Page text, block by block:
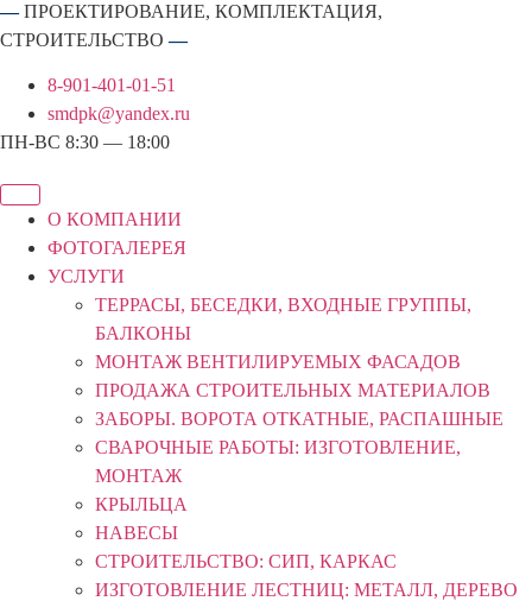
—ПРОЕКТИРОВАНИЕ, КОМПЛЕКТАЦИЯ,
СТРОИТЕЛЬСТВО—
8-901-401-01-51
smdpk@yandex.ru
ПН-ВС 8:30 — 18:00
О КОМПАНИИ
ФОТОГАЛЕРЕЯ
УСЛУГИ
ТЕРРАСЫ, БЕСЕДКИ, ВХОДНЫЕ ГРУППЫ,
БАЛКОНЫ
МОНТАЖ ВЕНТИЛИРУЕМЫХ ФАСАДОВ
ПРОДАЖА СТРОИТЕЛЬНЫХ МАТЕРИАЛОВ
ЗАБОРЫ. ВОРОТА ОТКАТНЫЕ, РАСПАШНЫЕ
СВАРОЧНЫЕ РАБОТЫ: ИЗГОТОВЛЕНИЕ,
МОНТАЖ
КРЫЛЬЦА
НАВЕСЫ
СТРОИТЕЛЬСТВО: СИП, КАРКАС
ИЗГОТОВЛЕНИЕ ЛЕСТНИЦ: МЕТАЛЛ, ДЕРЕВО